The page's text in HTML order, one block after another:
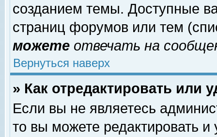
созданием темы. Доступные
страниц форумов или тем
можете отвечать на
Вернуться наверх
» Как отредактировать или
Если вы не являетесь
то вы можете редактировать и